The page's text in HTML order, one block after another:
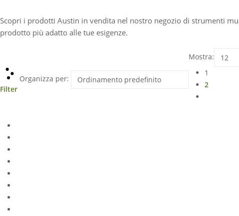
Scopri i prodotti Austin in vendita nel nostro negozio di strumenti
prodotto più adatto alle tue esigenze.
Filter
Organizza per:
Mostra:
1
2